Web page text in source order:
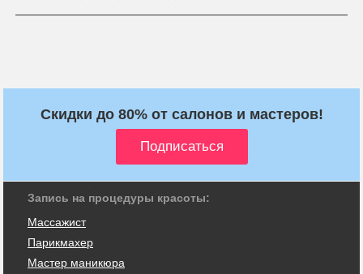
Скидки до 80% от салонов и мастеров!
Запись на процедуры красоты:
Массажист
Парикмахер
Мастер маникюра